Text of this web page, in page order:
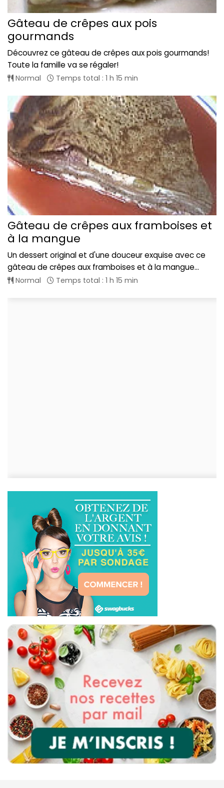
Gâteau de crêpes aux pois
gourmands
Découvrez ce gâteau de crêpes aux pois gourmands!
Toute la famille va se régaler!
Normal Temps total : 1 h 15 min
Gâteau de crêpes aux framboises et
à la mangue
Un dessert original et d'une douceur exquise avec ce
gâteau de crêpes aux framboises et à la mangue...
Normal Temps total : 1 h 15 min